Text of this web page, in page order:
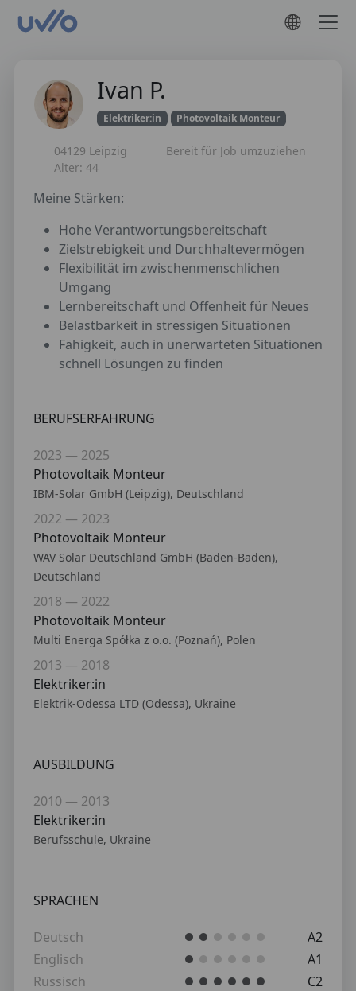
Ivan P.
Elektriker:in Photovoltaik Monteur
04129 Leipzig
Bereit für Job umzuziehen
Alter: 44
Meine Stärken:
Hohe Verantwortungsbereitschaft
Zielstrebigkeit und Durchhaltevermögen
Flexibilität im zwischenmenschlichen
Umgang
Lernbereitschaft und Offenheit für Neues
Belastbarkeit in stressigen Situationen
Fähigkeit, auch in unerwarteten Situationen
schnell Lösungen zu finden
SPRACHEN
Deutsch
A2
Englisch
A1
Russisch
C2
BERUFSERFAHRUNG
2023 — 2025
Photovoltaik Monteur
IBM-Solar GmbH (Leipzig), Deutschland
2022 — 2023
Photovoltaik Monteur
WAV Solar Deutschland GmbH (Baden-Baden),
Deutschland
2018 — 2022
Photovoltaik Monteur
Multi Energa Spółka z o.o. (Poznań), Polen
2013 — 2018
Elektriker:in
Elektrik-Odessa LTD (Odessa), Ukraine
AUSBILDUNG
2010 — 2013
Elektriker:in
Berufsschule, Ukraine